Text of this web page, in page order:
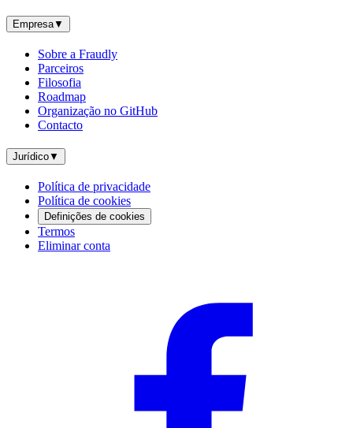
Empresa▼
Sobre a Fraudly
Parceiros
Filosofia
Roadmap
Organização no GitHub
Contacto
Jurídico▼
Política de privacidade
Política de cookies
Definições de cookies
Termos
Eliminar conta